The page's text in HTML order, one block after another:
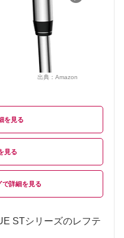
出典： Amazon
STシリーズのレフテ